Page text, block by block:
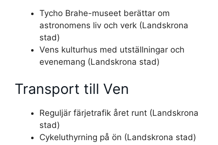
Tycho Brahe-museet berättar om
astronomens liv och verk (Landskrona
stad)
Vens kulturhus med utställningar och
evenemang (Landskrona stad)
Transport till Ven
Reguljär färjetrafik året runt (Landskrona
stad)
Cykeluthyrning på ön (Landskrona stad)